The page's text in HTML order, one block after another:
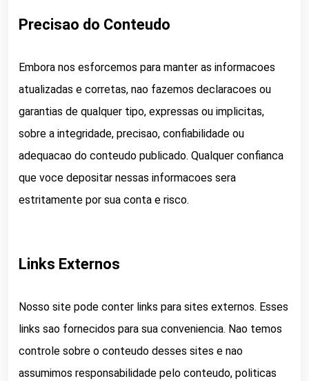
Precisao do Conteudo
Embora nos esforcemos para manter as informacoes
atualizadas e corretas, nao fazemos declaracoes ou
garantias de qualquer tipo, expressas ou implicitas,
sobre a integridade, precisao, confiabilidade ou
adequacao do conteudo publicado. Qualquer confianca
que voce depositar nessas informacoes sera
estritamente por sua conta e risco.
Links Externos
Nosso site pode conter links para sites externos. Esses
links sao fornecidos para sua conveniencia. Nao temos
controle sobre o conteudo desses sites e nao
assumimos responsabilidade pelo conteudo, politicas